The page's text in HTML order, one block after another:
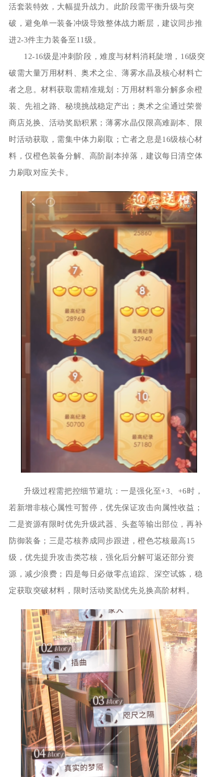
活套装特效，大幅提升战力。此阶段需平衡升级与突
破，避免单一装备冲级导致整体战力断层，建议同步推
进2-3件主力装备至11级。
12-16级是冲刺阶段，难度与材料消耗陡增，16级突
破需大量万用材料、奥术之尘、薄雾水晶及核心材料亡
者之息。材料获取需精准规划：万用材料靠分解多余橙
装、先祖之路、秘境挑战稳定产出；奥术之尘通过荣誉
商店兑换、活动奖励积累；薄雾水晶仅限高难副本、限
时活动获取，需集中体力刷取；亡者之息是16级核心材
料，仅橙色装备分解、高阶副本掉落，建议每日清空体
力刷取对应关卡。
升级过程需把控细节避坑：一是强化至+3、+6时，
若新增非核心属性可暂停，优先保证攻击向属性收益；
二是资源有限时优先升级武器、头盔等输出部位，再补
防御装备；三是芯核养成同步跟进，橙色芯核最高15
级，优先提升攻击类芯核，强化后分解可返还部分资
源，减少浪费；四是每日必做零点追踪、深空试炼，稳
定获取突破材料，限时活动奖励优先兑换高阶材料。